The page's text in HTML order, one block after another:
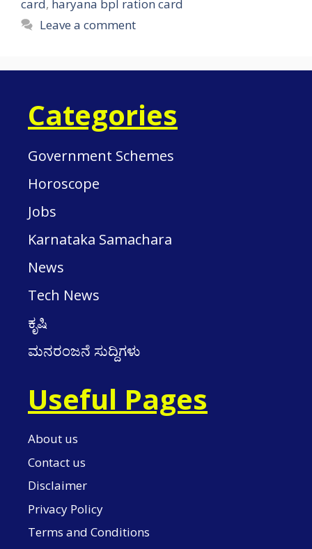
card, haryana bpl ration card
Leave a comment
Categories
Government Schemes
Horoscope
Jobs
Karnataka Samachara
News
Tech News
ಕೃಷಿ
ಮನರಂಜನೆ ಸುದ್ದಿಗಳು
Useful Pages
About us
Contact us
Disclaimer
Privacy Policy
Terms and Conditions